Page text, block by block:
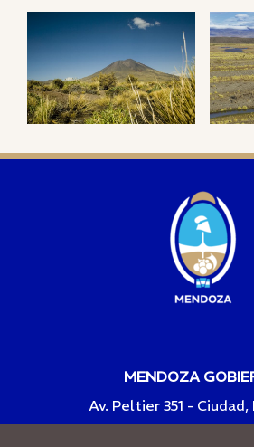
MENDOZA
Av. Peltier 351 -